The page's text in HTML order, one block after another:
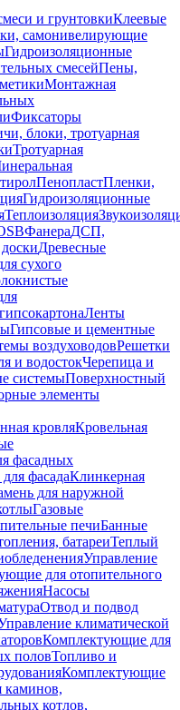
и грунтовкиКлеевые
самонивелирующие
Гидроизоляционные
смесейПены,
Монтажная
Фиксаторы
блоки, тротуарная
Тротуарная
ПенопластПленки,
Гидроизоляционные
Теплоизоляция
ФанераДСП,
Древесные
сухого
Ленты
Гипсовые и цементные
воздуховодовРешетки
и водостокЧерепица и
системыПоверхностный
элементы
кровляКровельная
фасадных
фасадаКлинкерная
для наружной
Газовые
печиБанные
батареиТеплый
Управление
для отопительного
Насосы
Отвод и подвод
климатической
Комплектующие для
половТопливо и
Комплектующие
каминов,
котлов,